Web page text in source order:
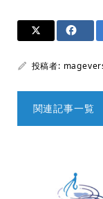
投稿者:
関連記事一覧